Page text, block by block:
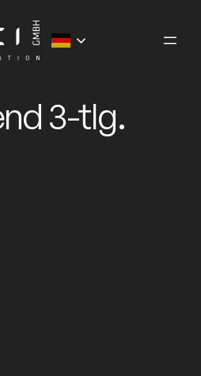
3-tlg.